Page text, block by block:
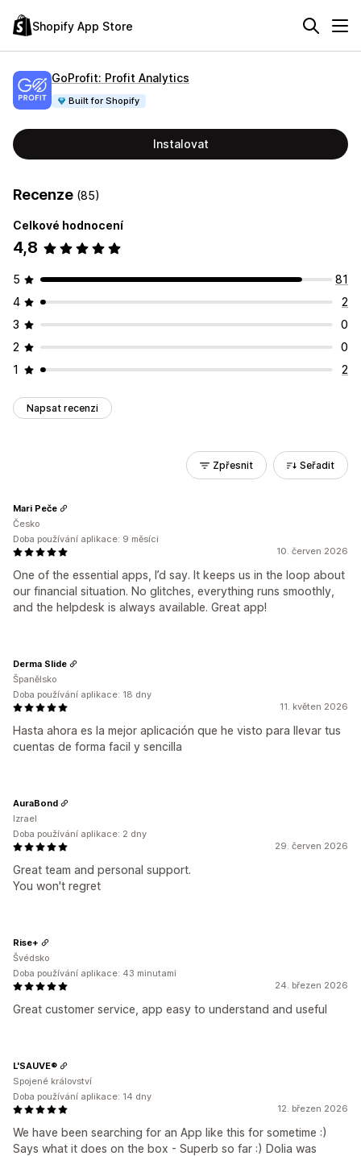
Shopify App Store
GoProfit: Profit Analytics
Built for Shopify
Instalovat
Recenze (85)
Celkové hodnocení
4,8
5
81
4
2
3
0
2
0
1
2
Napsat recenzi
Zpřesnit Seřadit
10. červen 2026
One of the essential apps, I’d say. It keeps us in the loop about
our financial situation. No glitches, everything runs smoothly,
and the helpdesk is always available. Great app!
Mari Peče
Česko
Doba používání aplikace: 9 měsíci
11. květen 2026
Hasta ahora es la mejor aplicación que he visto para llevar tus
cuentas de forma facil y sencilla
Derma Slide
Španělsko
Doba používání aplikace: 18 dny
29. červen 2026
Great team and personal support.
You won't regret
AuraBond
Izrael
Doba používání aplikace: 2 dny
24. březen 2026
Great customer service, app easy to understand and useful
Rise+
Švédsko
Doba používání aplikace: 43 minutami
12. březen 2026
We have been searching for an App like this for sometime :)
Says what it does on the box - Superb so far :) Dolia was
L'SAUVE®
Spojené království
Doba používání aplikace: 14 dny